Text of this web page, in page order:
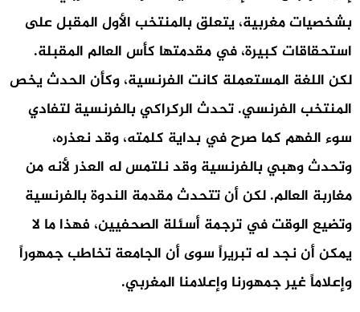
بشخصيات مغربية، يتعلق بالمنتخب الأول المقبل على
استحقاقات كبيرة، في مقدمتها كأس العالم المقبلة.
لكن اللغة المستعملة كانت الفرنسية، وكأن الحدث يخص
المنتخب الفرنسي. تحدث الركراكي بالفرنسية لتفادي
سوء الفهم كما صرح في بداية كلمته، وقد نعذره،
وتحدث وهبي بالفرنسية وقد نلتمس له العذر لأنه من
مغاربة العالم. لكن أن تتحدث مقدمة الندوة بالفرنسية
وتضيع الوقت في ترجمة أسئلة الصحفيين، فهذا ما لا
يمكن أن نجد له تبريراً سوى أن الجامعة تخاطب جمهوراً
وإعلاماً غير جمهورنا وإعلامنا المغربي.